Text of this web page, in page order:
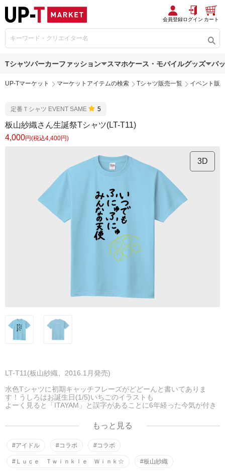
会員登録ログイン カート
Tシャツパーカーファッション スマホケース・モバイルグッズ バ
UP-Tマーケット マーケットアイテムの検索 Tシャツ販売一覧 イベント販
定番Ｔシャツ EVENT SAME 5
板山紗織さん生誕祭Tシャツ(LT-T11)
4,000円(税込4,400円)
3D
LT-T11(板山紗織、2016.1月発売)
水色Tシャツに初期キャッチフレーズがどどーんと書いてありま
す！うしろはお誕生日(1/5)いちごのイラストも
よーく見ると「ITAYAM」と誤字があることに6年経った今気が付き
もっと見る
#アイドル #コラボ #コラボ
#Ｌｕｃｅ Ｔｗｉｎｋｌｅ Ｗｉｎｋ☆ #板山紗織